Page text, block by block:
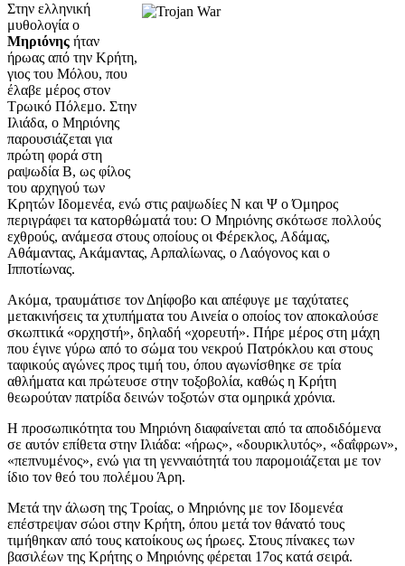
Στην ελληνική
μυθολογία ο
Μηριόνης ήταν
ήρωας από την Κρήτη,
γιος του Μόλου, που
έλαβε μέρος στον
Τρωικό Πόλεμο. Στην
Ιλιάδα, ο Μηριόνης
παρουσιάζεται για
πρώτη φορά στη
ραψωδία Β, ως φίλος
του αρχηγού των
Κρητών Ιδομενέα, ενώ στις ραψωδίες Ν και Ψ ο Όμηρος
περιγράφει τα κατορθώματά του: Ο Μηριόνης σκότωσε πολλούς
εχθρούς, ανάμεσα στους οποίους οι Φέρεκλος, Αδάμας,
Αθάμαντας, Ακάμαντας, Αρπαλίωνας, ο Λαόγονος και ο
Ιπποτίωνας.
Ακόμα, τραυμάτισε τον Δηίφοβο και απέφυγε με ταχύτατες
μετακινήσεις τα χτυπήματα του Αινεία ο οποίος τον αποκαλούσε
σκωπτικά «ορχηστή», δηλαδή «χορευτή». Πήρε μέρος στη μάχη
που έγινε γύρω από το σώμα του νεκρού Πατρόκλου και στους
ταφικούς αγώνες προς τιμή του, όπου αγωνίσθηκε σε τρία
αθλήματα και πρώτευσε στην τοξοβολία, καθώς η Κρήτη
θεωρούταν πατρίδα δεινών τοξοτών στα ομηρικά χρόνια.
Η προσωπικότητα του Μηριόνη διαφαίνεται από τα αποδιδόμενα
σε αυτόν επίθετα στην Ιλιάδα: «ήρως», «δουρικλυτός», «δαΐφρων»,
«πεπνυμένος», ενώ για τη γενναιότητά του παρομοιάζεται με τον
ίδιο τον θεό του πολέμου Άρη.
Μετά την άλωση της Τροίας, ο Μηριόνης με τον Ιδομενέα
επέστρεψαν σώοι στην Κρήτη, όπου μετά τον θάνατό τους
τιμήθηκαν από τους κατοίκους ως ήρωες. Στους πίνακες των
βασιλέων της Κρήτης ο Μηριόνης φέρεται 17ος κατά σειρά.